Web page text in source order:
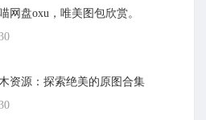
网盘oxu，唯美图包欣赏。
资源：探索绝美的原图合集